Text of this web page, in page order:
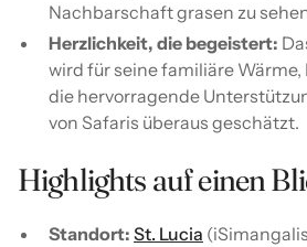
Nachbarschaft grasen zu
Herzlichkeit, die begeistert:
wird für seine familiäre
die hervorragende
von Safaris überaus geschätzt.
Highlights auf einen
Standort: St. Lucia